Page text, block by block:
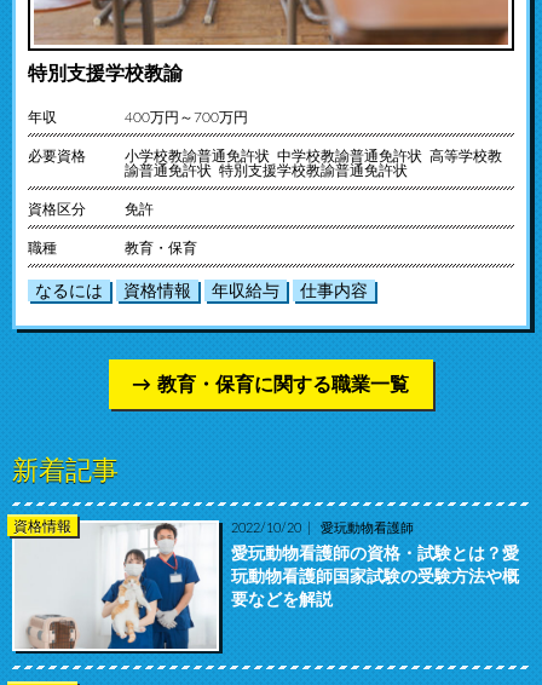
特別支援学校教諭
年収 400万円～700万円
必要資格
小学校教諭普通免許状 中学校教諭普通免許状 高等学校教
諭普通免許状 特別支援学校教諭普通免許状
資格区分 免許
職種 教育・保育
なるには 資格情報 年収給与 仕事内容
教育・保育に関する職業一覧
新着記事
資格情報 2022/10/20 愛玩動物看護師
愛玩動物看護師の資格・試験とは？愛
玩動物看護師国家試験の受験方法や概
要などを解説